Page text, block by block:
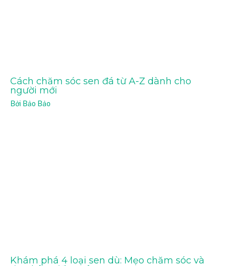
Cách chăm sóc sen đá từ A-Z dành cho
người mới
Bởi Bảo Bảo
Khám phá 4 loại sen dù: Mẹo chăm sóc và